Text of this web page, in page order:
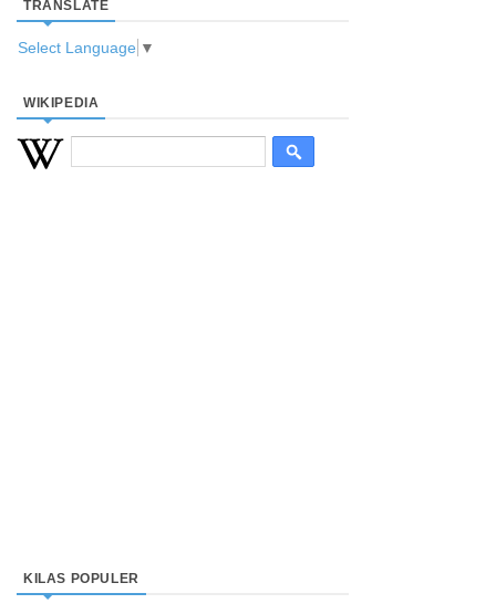
TRANSLATE
Select Language ▼
WIKIPEDIA
KILAS POPULER